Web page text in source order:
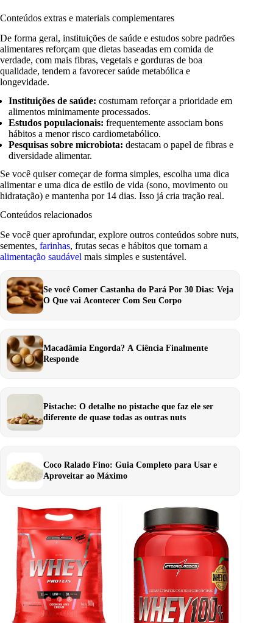
Conteúdos extras e materiais complementares
De forma geral, instituições de saúde e estudos sobre padrões
alimentares reforçam que dietas baseadas em comida de
verdade, com mais fibras, vegetais e gorduras de boa
qualidade, tendem a favorecer saúde metabólica e
longevidade.
Instituições de saúde: costumam reforçar a prioridade em
alimentos minimamente processados.
Estudos populacionais: frequentemente associam bons
hábitos a menor risco cardiometabólico.
Pesquisas sobre microbiota: destacam o papel de fibras e
diversidade alimentar.
Se você quiser começar de forma simples, escolha uma dica
alimentar e uma dica de estilo de vida (sono, movimento ou
hidratação) e mantenha por 14 dias. Isso já cria tração real.
Conteúdos relacionados
Se você quer aprofundar, explore outros conteúdos sobre nuts,
sementes, farinhas, frutas secas e hábitos que tornam a
alimentação saudável mais simples e sustentável.
Se você Comer Castanha do Pará Por 30 Dias: Veja
O Que vai Acontecer Com Seu Corpo
Macadâmia Engorda? A Ciência Finalmente
Responde
Pistache: O detalhe no pistache que faz ele ser
diferente de quase todas as outras nuts
Coco Ralado Fino: Guia Completo para Usar e
Aproveitar ao Máximo